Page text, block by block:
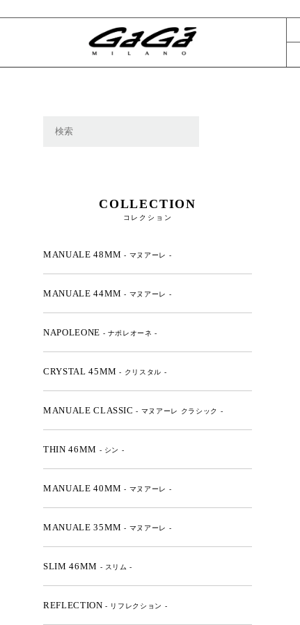
COLLECTION
コレクション
MANUALE 48MM- マヌアーレ -
MANUALE 44MM- マヌアーレ -
NAPOLEONE - ナポレオーネ -
CRYSTAL 45MM- クリスタル -
MANUALE CLASSIC- マヌアーレ クラシック -
THIN 46MM - シン -
MANUALE 40MM- マヌアーレ -
MANUALE 35MM- マヌアーレ -
SLIM 46MM - スリム -
REFLECTION- リフレクション -